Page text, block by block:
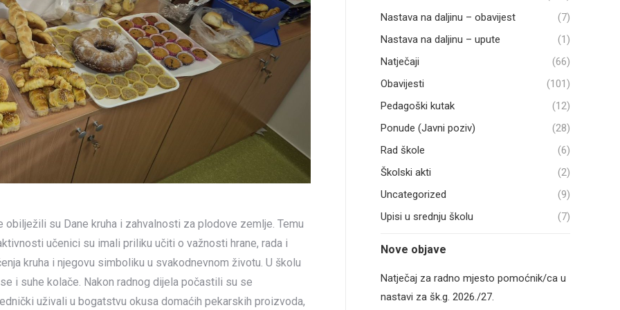
su Dane kruha i zahvalnosti za plodove zemlje. Temu
učenici su imali priliku učiti o važnosti hrane, rada i
kruha i njegovu simboliku u svakodnevnom životu. U školu
i suhe kolače. Nakon radnog dijela počastili su se
uživali u bogatstvu okusa domaćih pekarskih proizvoda,
Nastava na daljinu – obavijest
(7)
Nastava na daljinu – upute
(1)
Natječaji
(66)
Obavijesti
(101)
Pedagoški kutak
(12)
Ponude (Javni poziv)
(28)
Rad škole
(6)
Školski akti
(2)
Uncategorized
(9)
Upisi u srednju školu
(7)
Nove objave
Natječaj za radno mjesto pomoćnik/ca u
nastavi za šk.g. 2026./27.